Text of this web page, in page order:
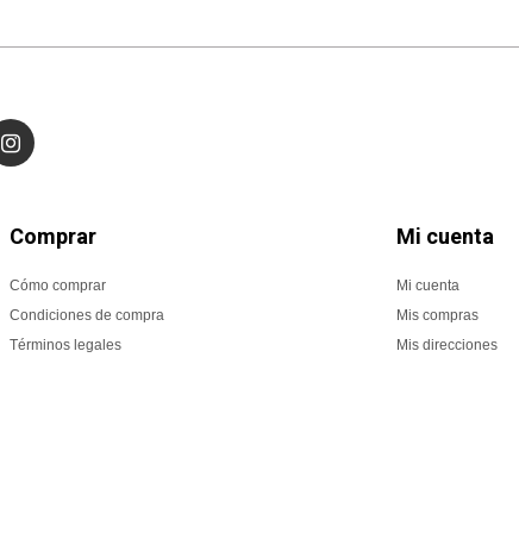
Comprar
Cómo comprar
Condiciones de compra
Términos legales
Mi cuenta
Mi cuenta
Mis compras
Mis direcciones
